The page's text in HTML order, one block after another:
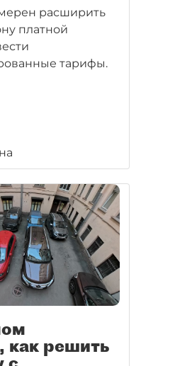
расширить
платной
тарифы.
как решить